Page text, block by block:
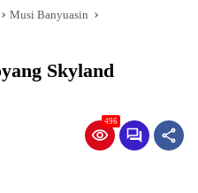
Musi Banyuasin
Skyland
496